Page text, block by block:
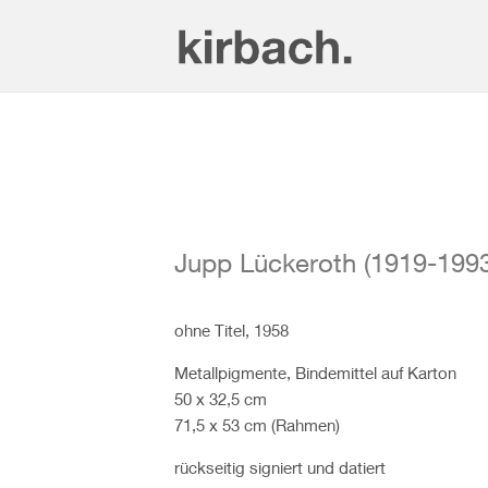
Jupp Lückeroth (1919-
ohne Titel, 1958
Metallpigmente, Bindemittel auf Karton
50 x 32,5 cm
71,5 x 53 cm (Rahmen)
rückseitig signiert und datiert